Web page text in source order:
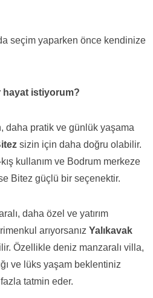
seçim yaparken önce kendinize
hayat istiyorum?
daha pratik ve günlük yaşama
sizin için daha doğru olabilir.
kullanım ve Bodrum merkeze
Bitez güçlü bir seçenektir.
daha özel ve yatırım
arıyorsanız Yalıkavak
Özellikle deniz manzaralı villa,
ve lüks yaşam beklentiniz
tatmin eder.